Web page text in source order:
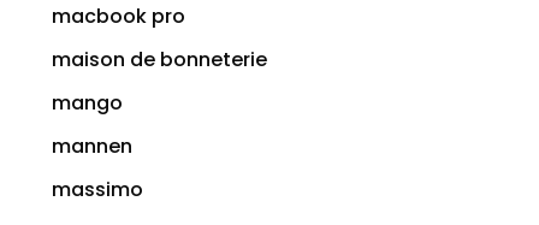
macbook pro
maison de bonneterie
mango
mannen
massimo